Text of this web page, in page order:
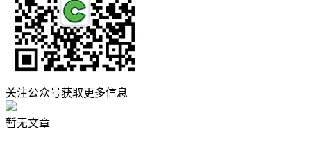
关注公众号获取更多信息
暂无文章